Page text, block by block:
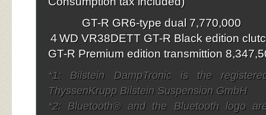
GT-R GR6-type dual 7,770,000
４WD VR38DETT GT-R Black edition
GT-R Premium edition transmittion
*1: Bilstein DampTronic is the
ThyssenKrupp Bilstein Suspension GmbH
*2: Bluetooth® and the Bluetooth logo